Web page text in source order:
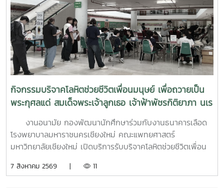
กิจกรรมบริจาคโลหิตช่วยชีวิตเพื่อนมนุษย์ เพื่อถวายเป็น
พระกุศลแด่ สมเด็จพระเจ้าลูกเธอ เจ้าฟ้าพัชรกิติยาภา นเร
นทิราเทพยวดี กรมหลวงราช สาริณีสิริพัชร มหาวัชรราช
ธิดา (สวนดอก 7 สค.69)
งานอนามัย กองพัฒนานักศึกษาร่วมกับงานธนาคารเลือด
โรงพยาบาลมหาราชนครเชียงใหม่ คณะแพทยศาสตร์
มหาวิทยาลัยเชียงใหม่ เปิดบริการรับบริจาคโลหิตช่วยชีวิตเพื่อน
รกิติยาภา นเรนทิราเทพยวดี กรมหลวงราช สาริณีสิริพัชร มหา
7 สิงหาคม 2569 | 11